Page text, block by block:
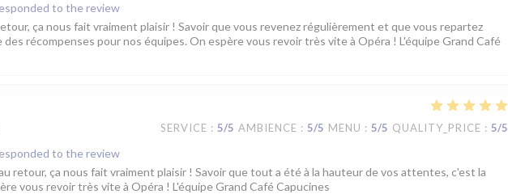
to the review
ça nous fait vraiment plaisir ! Savoir que vous revenez régulièrement et que vous repartez
récompenses pour nos équipes. On espère vous revoir très vite à Opéra ! L'équipe Grand Café
SERVICE : 5/5 AMBIENCE : 5/5 MENU : 5/5 QUALITY_PRICE : 5/5
to the review
retour, ça nous fait vraiment plaisir ! Savoir que tout a été à la hauteur de vos attentes, c'est la
vous revoir très vite à Opéra ! L'équipe Grand Café Capucines